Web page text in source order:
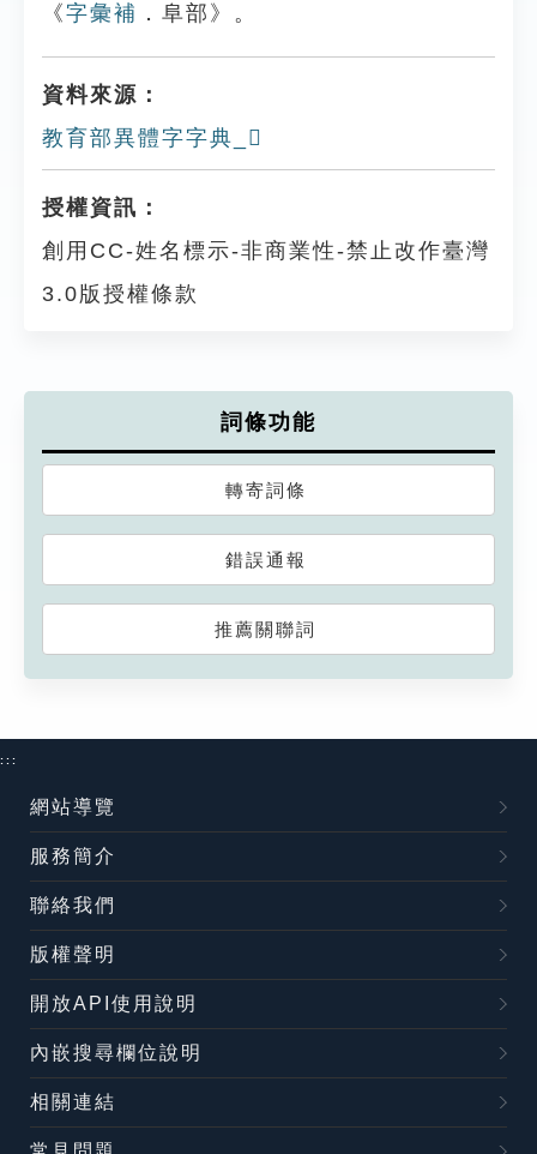
《字彙補 ．阜部》。
資料來源：
教育部異體字字典_𨻳
授權資訊：
創用CC-姓名標示-非商業性-禁止改作臺灣
3.0版授權條款
詞條功能
轉寄詞條
錯誤通報
推薦關聯詞
:::
網站導覽
服務簡介
聯絡我們
版權聲明
開放API使用說明
內嵌搜尋欄位說明
相關連結